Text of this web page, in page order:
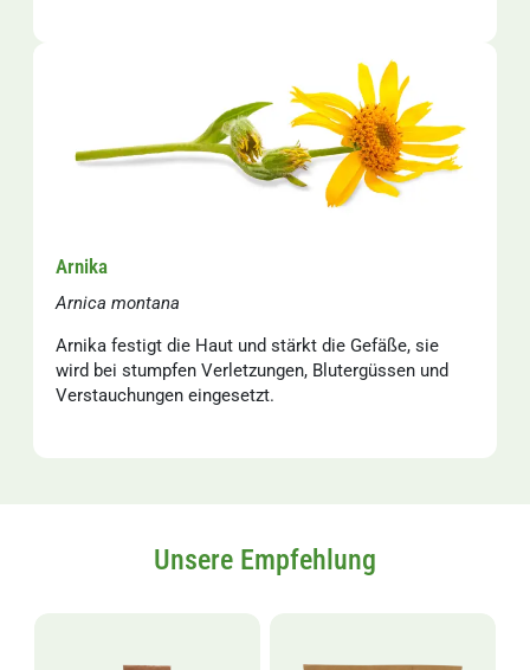
Arnika
Arnica montana
Arnika festigt die Haut und stärkt die Gefäße, sie
wird bei stumpfen Verletzungen, Blutergüssen und
Verstauchungen eingesetzt.
Unsere Empfehlung